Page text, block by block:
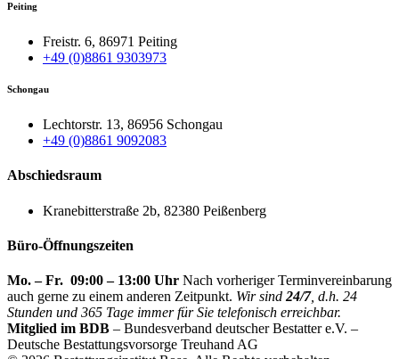
Peiting
Freistr. 6, 86971 Peiting
+49 (0)8861 9303973
Schongau
Lechtorstr. 13, 86956 Schongau
+49 (0)8861 9092083
Abschiedsraum
Kranebitterstraße 2b, 82380 Peißenberg
Büro-Öffnungszeiten
Mo. – Fr. 09:00 – 13:00 Uhr Nach vorheriger Terminvereinbarung
auch gerne zu einem anderen Zeitpunkt. Wir sind 24/7, d.h. 24
Stunden und 365 Tage immer für Sie telefonisch erreichbar.
Mitglied im BDB – Bundesverband deutscher Bestatter e.V. –
Deutsche Bestattungsvorsorge Treuhand AG